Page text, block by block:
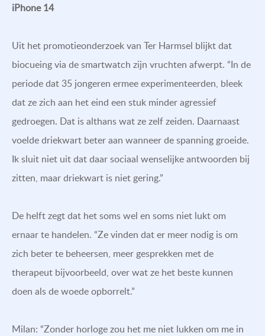
iPhone 14
Uit het promotieonderzoek van Ter Harmsel blijkt dat
biocueing via de smartwatch zijn vruchten afwerpt. “In de
periode dat 35 jongeren ermee experimenteerden, bleek
dat ze zich aan het eind een stuk minder agressief
gedroegen. Dat is althans wat ze zelf zeiden. Daarnaast
voelde driekwart beter aan wanneer de spanning groeide.
Ik sluit niet uit dat daar sociaal wenselijke antwoorden bij
zitten, maar driekwart is niet gering.”
De helft zegt dat het soms wel en soms niet lukt om
ernaar te handelen. “Ze vinden dat er meer nodig is om
zich beter te beheersen, meer gesprekken met de
therapeut bijvoorbeeld, over wat ze het beste kunnen
doen als de woede opborrelt.”
Milan: “Zonder horloge zou het me niet lukken om me in